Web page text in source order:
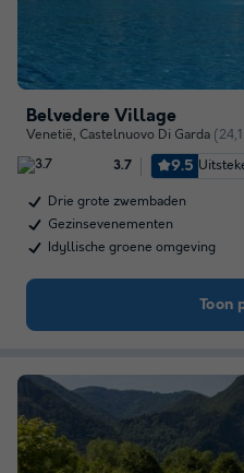
Belvedere Village
Venetië, Castelnuovo Di Garda
3.7 9.5
Drie grote zwembaden
Gezinsevenementen
Idyllische groene omgeving
Toon